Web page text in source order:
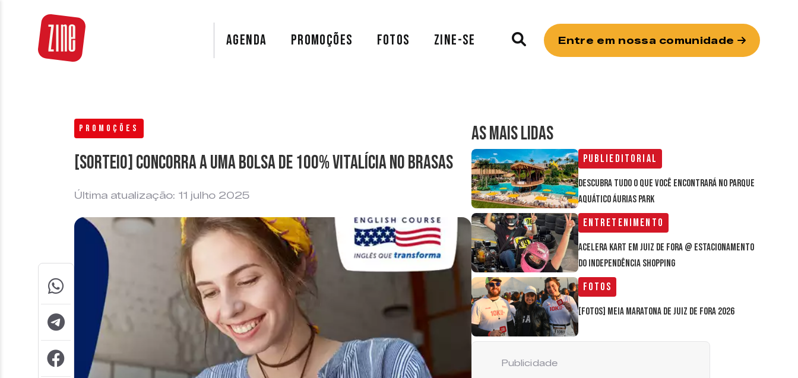
AGENDA PROMOÇÕES FOTOS ZINE-SE Entre em nossa comunidade
PROMOÇÕES
[SORTEIO] Concorra a uma bolsa de 100% vitalícia no BRASAS
Última atualização: 11 julho 2025
AS MAIS LIDAS
Publieditorial
Descubra tudo o que você encontrará no parque
aquático Áurias Park
Entretenimento
Acelera Kart em Juiz de Fora @ estacionamento
do Independência Shopping
Fotos
[FOTOS] Meia Maratona de Juiz de Fora 2026
Publicidade